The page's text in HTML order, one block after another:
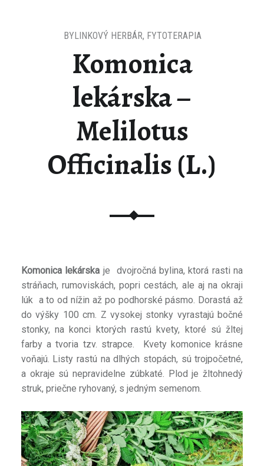
Komonica
lekárska –
Melilotus
Officinalis (L.)
BYLINKOVÝ HERBÁR, FYTOTERAPIA
Komonica lekárska je dvojročná bylina, ktorá rasti na
stráňach, rumoviskách, popri cestách, ale aj na okraji
lúk a to od nížin až po podhorské pásmo. Dorastá až
do výšky 100 cm. Z vysokej stonky vyrastajú bočné
stonky, na konci ktorých rastú kvety, ktoré sú žltej
farby a tvoria tzv. strapce. Kvety komonice krásne
voňajú. Listy rastú na dlhých stopách, sú trojpočetné,
a okraje sú nepravidelne zúbkaté. Plod je žltohnedý
struk, priečne ryhovaný, s jedným semenom.